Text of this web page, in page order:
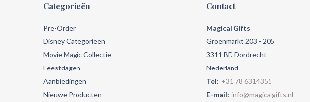
Categorieën
Pre-Order
Disney Categorieën
Movie Magic Collectie
Feestdagen
Aanbiedingen
Nieuwe Producten
Contact
Magical Gifts
Groenmarkt 203 - 205
3311 BD Dordrecht
Nederland
Tel: +31 78 6314355
E-mail: info@magicalgifts.nl